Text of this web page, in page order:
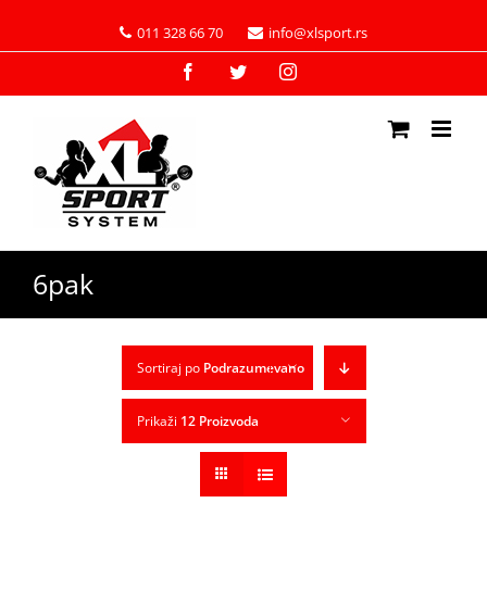
011 328 66 70 info@xlsport.rs
FacebookTwitterInstagram
6pak
Sortiraj po Podrazumevano
Prikaži 12 Proizvoda